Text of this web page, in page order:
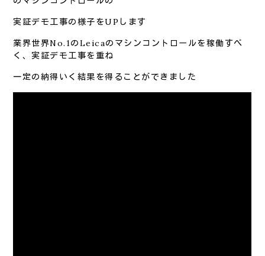
実証デモ工事の様子をUPします
業界世界No.1のLeicaのマシンコントロールを稼働すべ
く、実証デモ工事を重ね
一定の納得いく結果を得ることができました